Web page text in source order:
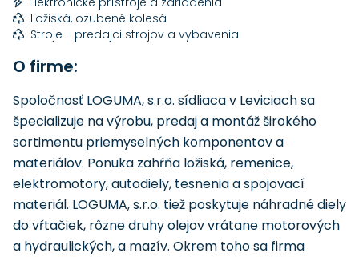
Ložiská, ozubené kolesá
Stroje - predajci strojov a vybavenia
O firme:
Spoločnosť LOGUMA, s.r.o. sídliaca v Leviciach sa
špecializuje na výrobu, predaj a montáž širokého
sortimentu priemyselných komponentov a
materiálov. Ponuka zahŕňa ložiská, remenice,
elektromotory, autodiely, tesnenia a spojovací
materiál. LOGUMA, s.r.o. tiež poskytuje náhradné diely
do vŕtačiek, rôzne druhy olejov vrátane motorových
a hydraulických, a mazív. Okrem toho sa firma